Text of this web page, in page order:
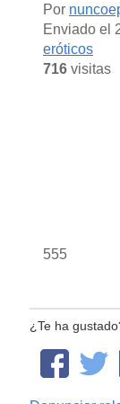
Por
Enviado el
eróticos
716visitas
555
¿Te ha